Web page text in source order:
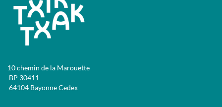
10 chemin de la Marouette
BP 30411
64104 Bayonne Cedex